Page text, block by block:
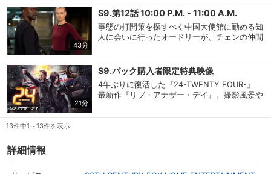
視聴デバイス一覧
スマホなどでRakuten TVを視聴する際のデ
バイス連携の設定ができます。
パスコード設定
す。
メルマガ
メルマガの配信停止、配信先のメールアド
定額見放題解約
てロシア大使邸に乗り込む。ヘラー大統領は中
国側に説明と説得を試みるも失敗。中国軍は沖
縄の米軍基地を攻撃する態勢に入り、最悪の事
態に発展する危険が高まる。
43分
S9.第12話 10:00 P.M. - 11:00 A.M.
事態の打開策を探すべく中国大使館に勤める知
人に会いに行ったオードリーが、チェンの仲間
オードリーは撃たれてしまう。米軍が今にも攻
撃を開始しようとした時、ジャックが送った決
定的な証拠映像がCIAに届き、戦争の危機は回
避される。そして12時間後―。
21分
S9.パック購入者限定特典映像
4年ぶりに復活した『24-TWENTY FOUR-』
最新作『リブ・アナザー・デイ』。撮影風景や
13件中1～13件を表示
詳細情報